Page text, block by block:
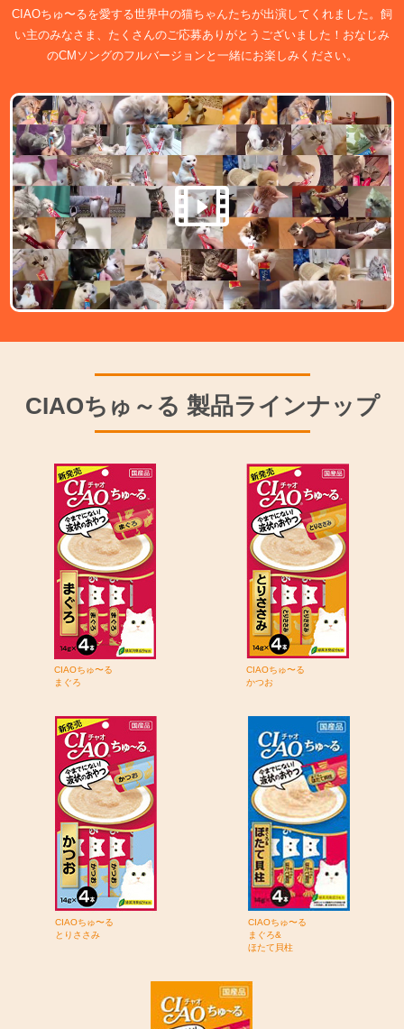
CIAOちゅ〜るを愛する世界中の猫ちゃんたちが出演してくれました。 飼
い主のみなさま、たくさんのご応募ありがとうございました！ おなじみ
のCMソングのフルバージョンと一緒にお楽しみください。
CIAOちゅ～る 製品ラインナップ
CIAOちゅ〜る
まぐろ
CIAOちゅ〜る
かつお
CIAOちゅ〜る
とりささみ
CIAOちゅ〜る
まぐろ&
ほたて貝柱